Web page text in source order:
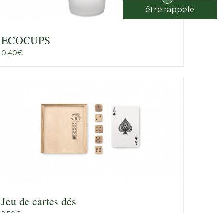
être rappelé
ECOCUPS
0,40€
Jeu de cartes dés